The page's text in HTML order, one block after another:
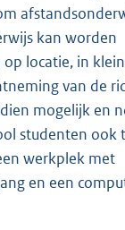
kan worden
locatie, in
van de
mogelijk en
studenten ook
werkplek met
en een